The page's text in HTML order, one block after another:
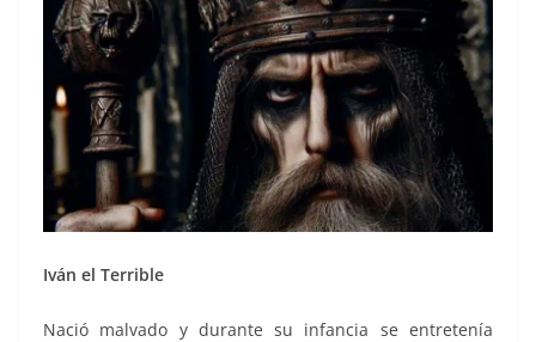
Iván el Terrible
Nació malvado y durante su infancia se entretenía